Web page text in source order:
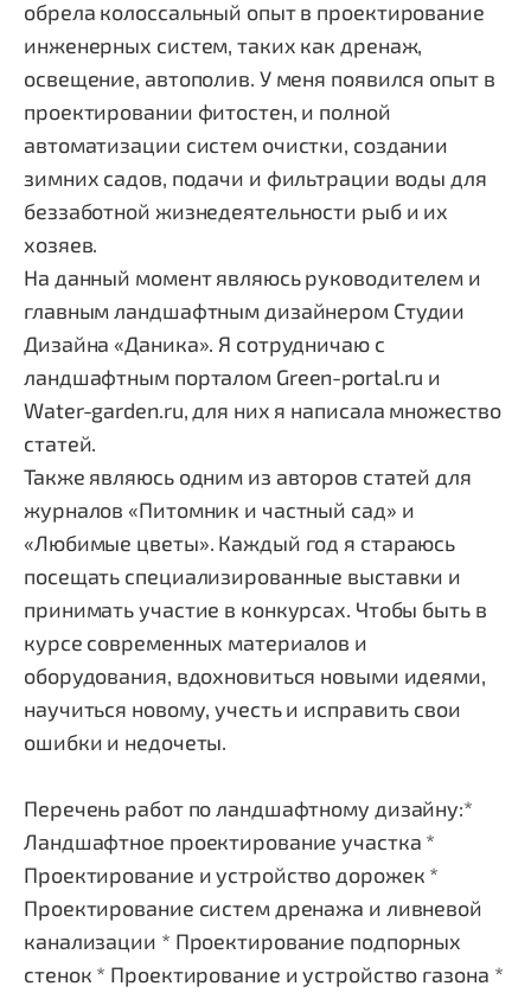
обрела колоссальный опыт в проектирование
инженерных систем, таких как дренаж,
освещение, автополив. У меня появился опыт в
проектировании фитостен, и полной
автоматизации систем очистки, создании
зимних садов, подачи и фильтрации воды для
беззаботной жизнедеятельности рыб и их
хозяев.
На данный момент являюсь руководителем и
главным ландшафтным дизайнером Студии
Дизайна «Даника». Я сотрудничаю с
ландшафтным порталом Green-portal.ru и
Water-garden.ru, для них я написала множество
статей.
Также являюсь одним из авторов статей для
журналов «Питомник и частный сад» и
«Любимые цветы». Каждый год я стараюсь
посещать специализированные выставки и
принимать участие в конкурсах. Чтобы быть в
курсе современных материалов и
оборудования, вдохновиться новыми идеями,
научиться новому, учесть и исправить свои
ошибки и недочеты.
Перечень работ по ландшафтному дизайну:*
Ландшафтное проектирование участка *
Проектирование и устройство дорожек *
Проектирование систем дренажа и ливневой
канализации * Проектирование подпорных
стенок * Проектирование и устройство газона *